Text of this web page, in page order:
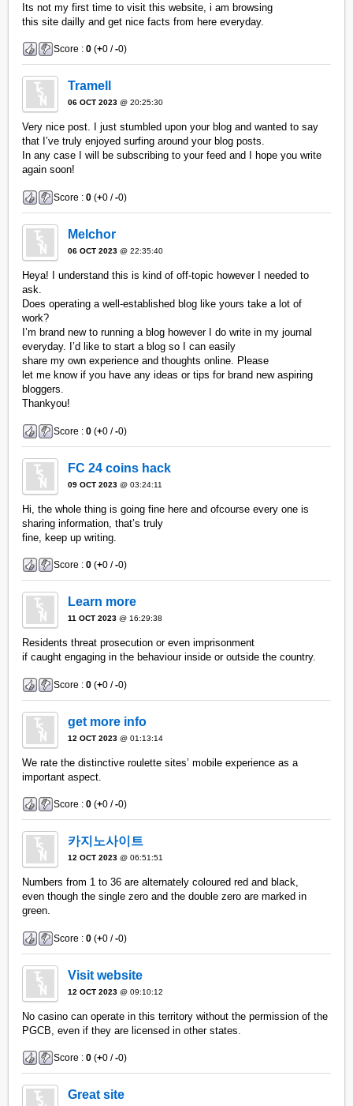
Its not my first time to visit this website, i am browsing
this site dailly and get nice facts from here everyday.
Score :0 (+0 /-0)
Tramell
06 OCT 2023 @ 20:25:30
Very nice post. I just stumbled upon your blog and wanted to say
that I’ve truly enjoyed surfing around your blog posts.
In any case I will be subscribing to your feed and I hope you write
again soon!
Score :0 (+0 /-0)
Melchor
06 OCT 2023 @ 22:35:40
Heya! I understand this is kind of off-topic however I needed to
ask.
Does operating a well-established blog like yours take a lot of
work?
I’m brand new to running a blog however I do write in my journal
everyday. I’d like to start a blog so I can easily
share my own experience and thoughts online. Please
let me know if you have any ideas or tips for brand new aspiring
bloggers.
Thankyou!
Score :0 (+0 /-0)
FC 24 coins hack
09 OCT 2023 @ 03:24:11
Hi, the whole thing is going fine here and ofcourse every one is
sharing information, that’s truly
fine, keep up writing.
Score :0 (+0 /-0)
Learn more
11 OCT 2023 @ 16:29:38
Residents threat prosecution or even imprisonment
if caught engaging in the behaviour inside or outside the country.
Score :0 (+0 /-0)
get more info
12 OCT 2023 @ 01:13:14
We rate the distinctive roulette sites’ mobile experience as a
important aspect.
Score :0 (+0 /-0)
카지노사이트
12 OCT 2023 @ 06:51:51
Numbers from 1 to 36 are alternately coloured red and black,
even though the single zero and the double zero are marked in
green.
Score :0 (+0 /-0)
Visit website
12 OCT 2023 @ 09:10:12
No casino can operate in this territory without the permission of the
PGCB, even if they are licensed in other states.
Score :0 (+0 /-0)
Great site